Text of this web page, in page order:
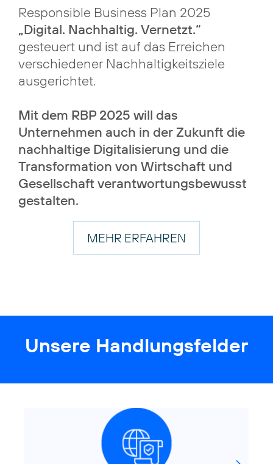
Responsible Business Plan 2025
„Digital. Nachhaltig. Vernetzt.“
gesteuert und ist auf das Erreichen
verschiedener Nachhaltigkeitsziele
ausgerichtet.
Mit dem RBP 2025 will das
Unternehmen auch in der Zukunft die
nachhaltige Digitalisierung und die
Transformation von Wirtschaft und
Gesellschaft verantwortungsbewusst
gestalten.
MEHR ERFAHREN
Unsere Handlungsfelder